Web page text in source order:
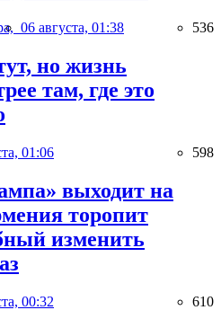
06 августа, 01:38 536
но жизнь
там, где это
01:06 598
выходит на
торопит
изменить
00:32 610